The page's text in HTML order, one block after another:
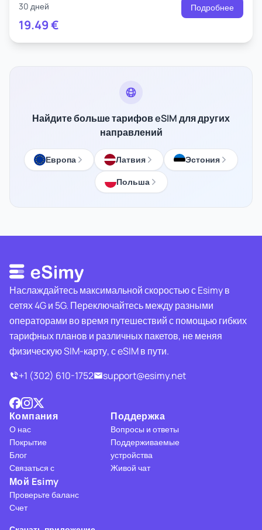
30 дней
19.49€
Подробнее
Найдите больше тарифов eSIM для других
направлений
Европа Латвия
Эстония
Польша
Наслаждайтесь максимальной скоростью с Esimy в
сетях 4G и 5G. Переключайтесь между разными
операторами во время путешествий с помощью гибких
тарифных планов и различных пакетов, не меняя
физическую SIM-карту, с eSIM в пути.
+1 (302) 610-1752
support@esimy.net
Компания
О нас
Покрытие
Блог
Связаться с
Поддержка
Вопросы и ответы
Поддерживаемые
устройства
Живой чат
Мой Esimy
Проверьте баланс
Счет